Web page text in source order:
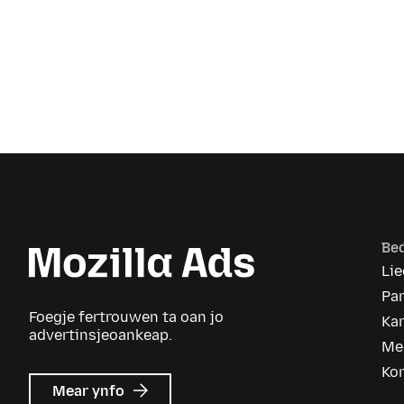
Foegje fertrouwen ta oan jo
advertinsjeoankeap.
Mear ynfo oer